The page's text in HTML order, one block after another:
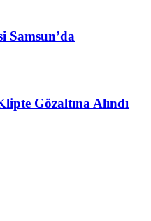
Samsun’da
Gözaltına Alındı